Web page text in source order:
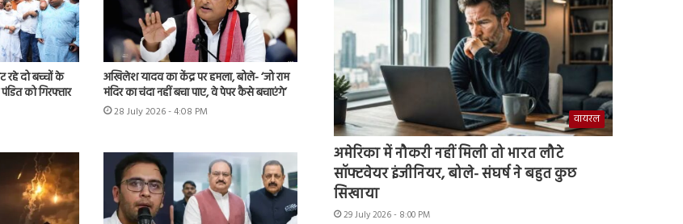
रहे दो बच्चों के
को गिरफ्तार
अखिलेश यादव का केंद्र पर हमला, बोले- ‘जो राम
मंदिर का चंदा नहीं बचा पाए, वे पेपर कैसे बचाएंगे’
28 July 2026 - 4:08 PM वायरल
अमेरिका में नौकरी नहीं मिली तो भारत लौटे
सॉफ्टवेयर इंजीनियर, बोले- संघर्ष ने बहुत कुछ
सिखाया
29 July 2026 - 8:00 PM